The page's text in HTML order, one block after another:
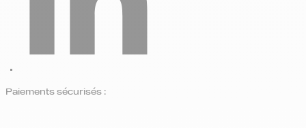
Paiements sécurisés :